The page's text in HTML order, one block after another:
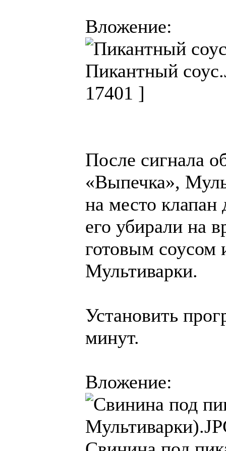
Вложение:
Пикантный
17401 ]
После сигнала
«Выпечка»,
на место
его убирали на
готовым соусом
Мультиварки.
Установить
минут.
Вложение: